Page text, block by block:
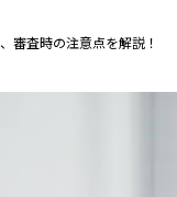
審査時の注意点を解説！